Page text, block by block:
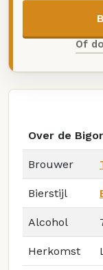
Of
Over de
Brouwer
Bierstijl
Alcohol
Herkomst